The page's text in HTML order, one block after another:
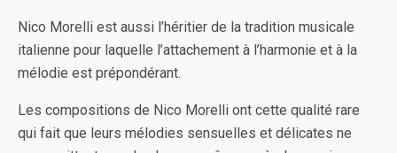
Nico Morelli est aussi l’héritier de la tradition musicale
italienne pour laquelle l’attachement à l’harmonie et à la
mélodie est prépondérant.
Les compositions de Nico Morelli ont cette qualité rare
qui fait que leurs mélodies sensuelles et délicates ne